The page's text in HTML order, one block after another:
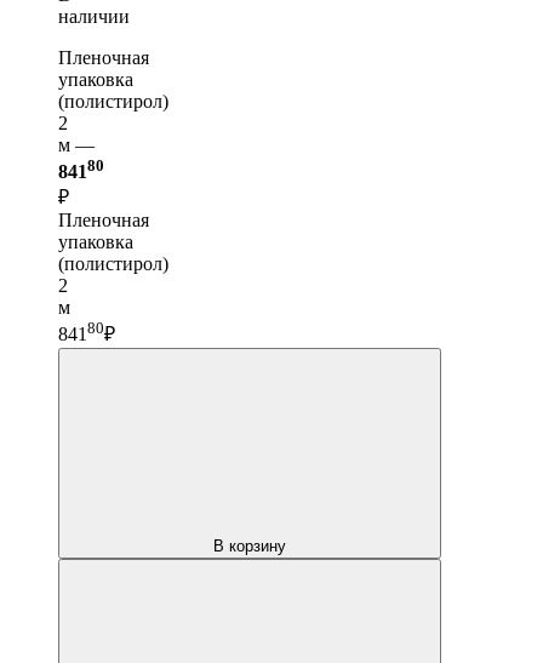
наличии
Пленочная
упаковка
(полистирол)
2
м —
84180
₽
Пленочная
упаковка
(полистирол)
2
м
84180₽
В корзину